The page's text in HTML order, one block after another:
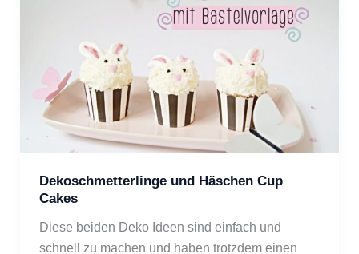
Dekoschmetterlinge und Häschen Cup
Cakes
Diese beiden Deko Ideen sind einfach und
schnell zu machen und haben trotzdem einen